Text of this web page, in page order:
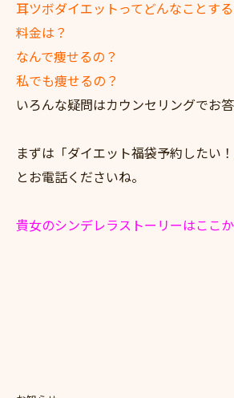
耳ツボダイエットってどんなことする
料金は？
なんで痩せるの？
私でも痩せるの？
いろんな疑問はカウンセリングでお答
まずは「ダイエット福袋予約したい！
とお電話くださいね。
貴女のシンデレラストーリーはここか